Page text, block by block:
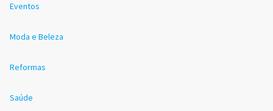
Eventos
Moda e Beleza
Reformas
Saúde